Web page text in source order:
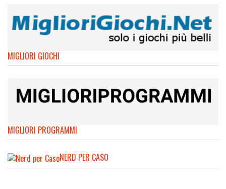
MIGLIORI GIOCHI
MIGLIORI PROGRAMMI
NERD PER CASO